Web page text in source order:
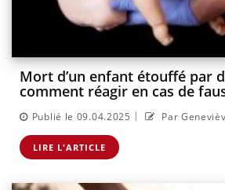
Mort d’un enfant étouffé par
comment réagir en cas de
Publié le 09.04.2025 | Par
LIRE L'ARTICLE